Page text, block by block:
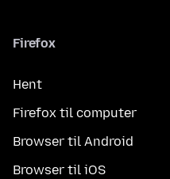
Firefox
Hent
Firefox til computer
Browser til Android
Browser til iOS